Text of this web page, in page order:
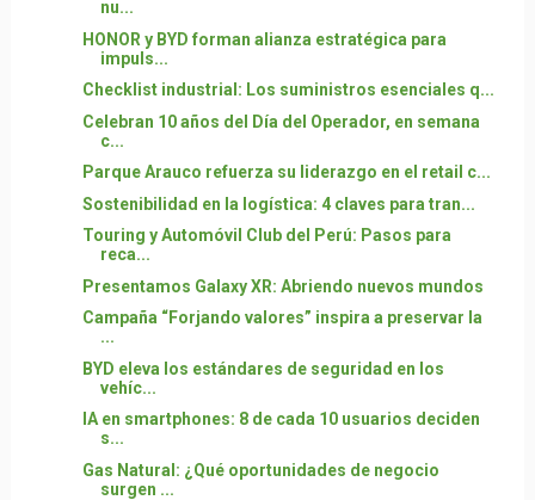
nu...
HONOR y BYD forman alianza estratégica para
impuls...
Checklist industrial: Los suministros esenciales q...
Celebran 10 años del Día del Operador, en semana
c...
Parque Arauco refuerza su liderazgo en el retail c...
Sostenibilidad en la logística: 4 claves para tran...
Touring y Automóvil Club del Perú: Pasos para
reca...
Presentamos Galaxy XR: Abriendo nuevos mundos
Campaña “Forjando valores” inspira a preservar la
...
BYD eleva los estándares de seguridad en los
vehíc...
IA en smartphones: 8 de cada 10 usuarios deciden
s...
Gas Natural: ¿Qué oportunidades de negocio
surgen ...